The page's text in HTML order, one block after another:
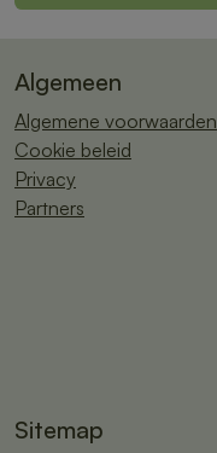
Algemeen
Algemene voorwaarden
Cookie beleid
Privacy
Partners
Sitemap